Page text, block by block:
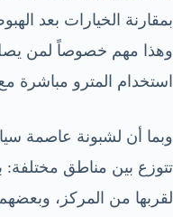
بمقارنة الخيارات بعد
وهذا مهم خصوصاً لمن يصل
استخدام المترو مباشرة
وبما أن لشبونة عاصمة
تتوزع بين مناطق
لقربها من المركز، وبعضهم